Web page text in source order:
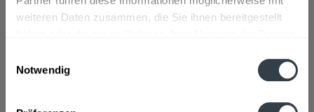
weiteren Daten zusammen, die Sie ihnen bereitgestellt
Notwendig
Artikel-Nr.:
32706
Verfügbar in: